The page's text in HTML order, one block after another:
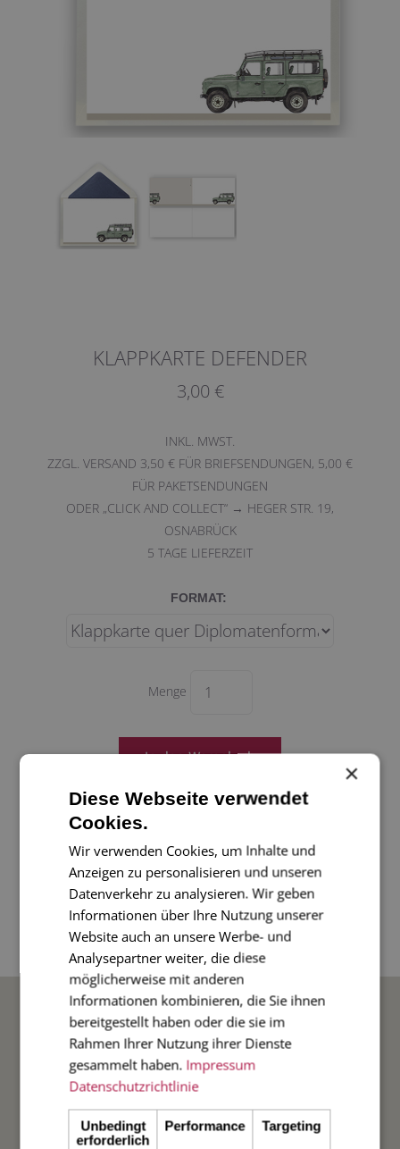
KLAPPKARTE DEFENDER
3,00 €
INKL. MWST.
ZZGL. VERSAND 3,50 € FÜR BRIEFSENDUNGEN, 5,00 €
FÜR PAKETSENDUNGEN
ODER „CLICK AND COLLECT“ → HEGER STR. 19,
OSNABRÜCK
5 TAGE LIEFERZEIT
FORMAT:
Menge
Nun gibt es den Defender zum Verschenken!
4-seitige Klappkarte im Diplomatenformat, 17 x
11 cm, mit gefüttertem Umschlag. Innenfutter
duneklblau
BELIEBTE ANLÄSSE
Hochzeit
Weihnachten
×
Diese Webseite verwendet
Cookies.
Wir verwenden Cookies, um Inhalte und
Anzeigen zu personalisieren und unseren
Datenverkehr zu analysieren. Wir geben
Informationen über Ihre Nutzung unserer
Website auch an unsere Werbe- und
Analysepartner weiter, die diese
möglicherweise mit anderen
Informationen kombinieren, die Sie ihnen
bereitgestellt haben oder die sie im
Rahmen Ihrer Nutzung ihrer Dienste
gesammelt haben. Impressum
Datenschutzrichtlinie
Unbedingt
erforderlich
Performance Targeting